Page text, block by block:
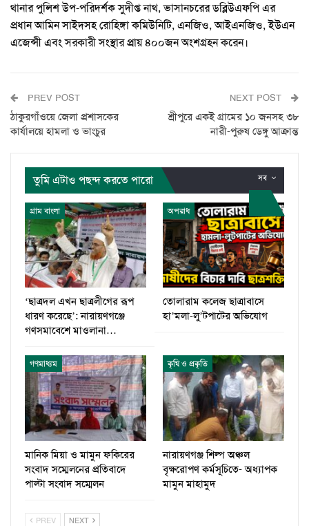
থানার পুলিশ উপ-পরিদর্শক সুদীপ্ত নাথ, ভাসানচরের ডব্লিউএফপি এর
প্রধান আমিন সাইদসহ রোহিঙ্গা কমিউনিটি, এনজিও, আইএনজিও, ইউএন
এজেন্সী এবং সরকারী সংস্থার প্রায় ৪০০জন অংশগ্রহন করেন।
PREV POST
ঠাকুরগাঁওয়ে জেলা প্রশাসকের
কার্যালয়ে হামলা ও ভাংচুর
NEXT POST
শ্রীপুরে একই গ্রামের ১০ জনসহ ৩৮
নারী-পুরুষ ডেঙ্গু আক্রান্ত
সব
তুমি এটাও পছন্দ করতে পারো
গ্রাম বাংলা
‘ছাত্রদল এখন ছাত্রলীগের রূপ
ধারণ করেছে’: নারায়ণগঞ্জে
গণসমাবেশে মাওলানা…
অপরাধ
তোলারাম কলেজ ছাত্রাবাসে
হা’মলা-লু’টপাটের অভিযোগ
গণমাধ্যম
মানিক মিয়া ও মামুন ফকিরের
সংবাদ সম্মেলনের প্রতিবাদে
পাল্টা সংবাদ সম্মেলন
কৃষি ও প্রকৃতি
নারায়ণগঞ্জ শিল্প অঞ্চল
বৃক্ষরোপণ কর্মসূচিতে- অধ্যাপক
মামুন মাহামুদ
PREV NEXT